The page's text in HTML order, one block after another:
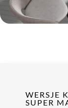
WERSJE
SUPER